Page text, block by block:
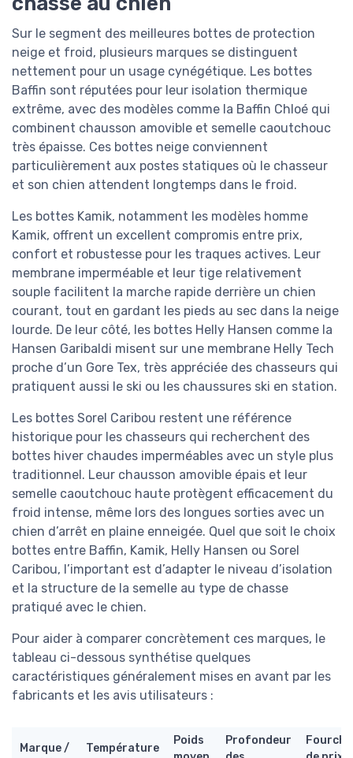
Sur le segment des meilleures bottes de protection
neige et froid, plusieurs marques se distinguent
nettement pour un usage cynégétique. Les bottes
Baffin sont réputées pour leur isolation thermique
extrême, avec des modèles comme la Baffin Chloé qui
combinent chausson amovible et semelle caoutchouc
très épaisse. Ces bottes neige conviennent
particulièrement aux postes statiques où le chasseur
et son chien attendent longtemps dans le froid.
Les bottes Kamik, notamment les modèles homme
Kamik, offrent un excellent compromis entre prix,
confort et robustesse pour les traques actives. Leur
membrane imperméable et leur tige relativement
souple facilitent la marche rapide derrière un chien
courant, tout en gardant les pieds au sec dans la neige
lourde. De leur côté, les bottes Helly Hansen comme la
Hansen Garibaldi misent sur une membrane Helly Tech
proche d’un Gore Tex, très appréciée des chasseurs qui
pratiquent aussi le ski ou les chaussures ski en station.
Les bottes Sorel Caribou restent une référence
historique pour les chasseurs qui recherchent des
bottes hiver chaudes imperméables avec un style plus
traditionnel. Leur chausson amovible épais et leur
semelle caoutchouc haute protègent efficacement du
froid intense, même lors des longues sorties avec un
chien d’arrêt en plaine enneigée. Quel que soit le choix
bottes entre Baffin, Kamik, Helly Hansen ou Sorel
Caribou, l’important est d’adapter le niveau d’isolation
et la structure de la semelle au type de chasse
pratiqué avec le chien.
Pour aider à comparer concrètement ces marques, le
tableau ci-dessous synthétise quelques
caractéristiques généralement mises en avant par les
fabricants et les avis utilisateurs :
Marque /
Température
Poids
Profondeur